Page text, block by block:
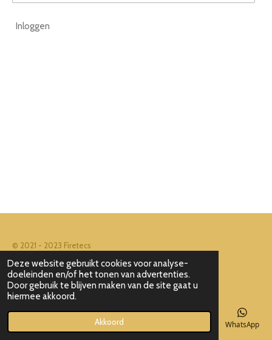
Deze website gebruikt cookies voor analyse-
doeleinden en/of het tonen van advertenties.
Door gebruik te blijven maken van de site gaat u
hiermee akkoord.
Akkoord
Inloggen
© 2021 - 2023 Firetecs
Powered byJouwWeb
Telefoonnummer WhatsApp